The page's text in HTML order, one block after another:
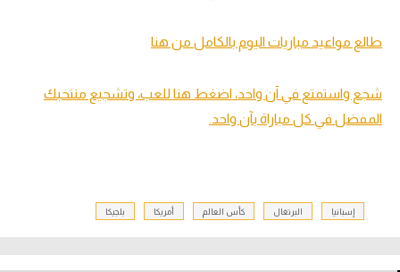
طالع مواعيد مباريات اليوم بالكامل من هنا
شجع واستمتع في آن واحد، اضغط هنا للعب، وتشجيع منتخبك
المفضل في كل مباراة بآن واحد.
إسبانيا البرتغال كأس العالم أمريكا بلجيكا